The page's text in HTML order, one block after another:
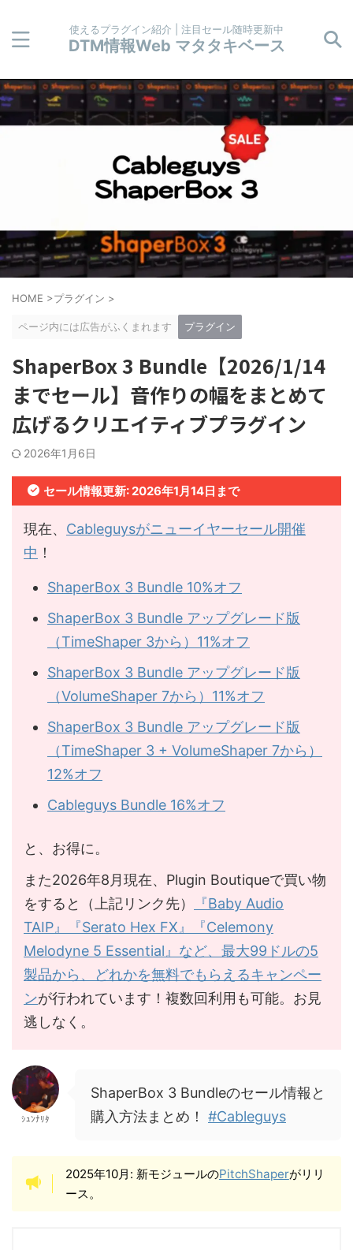
使えるプラグイン紹介 | 注目セール随時更新中
DTM情報Web マタタキベース
HOME >プラグイン >
ページ内には広告がふくまれます プラグイン
ShaperBox 3 Bundle【2026/1/14
までセール】音作りの幅をまとめて
広げるクリエイティブプラグイン
2026年1月6日
セール情報更新: 2026年1月14日まで
現在、 Cableguysがニューイヤーセール開催
中 ！
ShaperBox 3 Bundle 10%オフ
ShaperBox 3 Bundle アップグレード版
（TimeShaper 3から）11%オフ
ShaperBox 3 Bundle アップグレード版
（VolumeShaper 7から）11%オフ
ShaperBox 3 Bundle アップグレード版
（TimeShaper 3 + VolumeShaper 7から）
12%オフ
Cableguys Bundle 16%オフ
と、お得に。
また2026年8月現在、Plugin Boutiqueで買い物
をすると（上記リンク先）
『Baby Audio
TAIP』『Serato Hex FX』『Celemony
Melodyne 5 Essential』など、最大99ドルの5
製品から、どれかを無料でもらえるキャンペー
ンが行われています！複数回利用も可能。お見
逃しなく。
ｼｭﾝﾅﾘﾀ
ShaperBox 3 Bundleのセール情報と
購入方法まとめ！ #Cableguys
2025年10月: 新モジュールのPitchShaperがリリ
ース。